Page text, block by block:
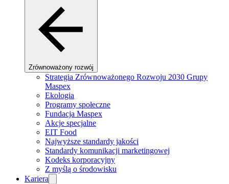
Zrównoważony rozwój
Strategia Zrównoważonego Rozwoju 2030 Grupy
Maspex
Ekologia
Programy społeczne
Fundacja Maspex
Akcje specjalne
EIT Food
Najwyższe standardy jakości
Standardy komunikacji marketingowej
Kodeks korporacyjny
Z myślą o środowisku
Kariera